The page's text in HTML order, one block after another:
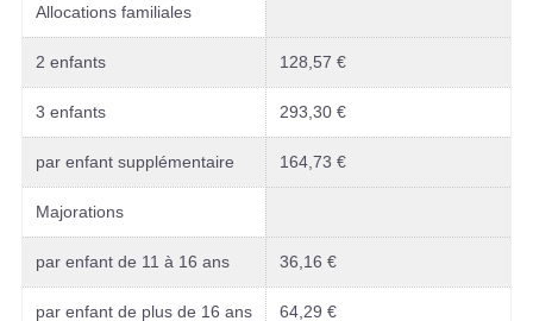
Allocations familiales
2 enfants 128,57 €
3 enfants 293,30 €
par enfant supplémentaire 164,73 €
Majorations
par enfant de 11 à 16 ans 36,16 €
par enfant de plus de 16 ans 64,29 €